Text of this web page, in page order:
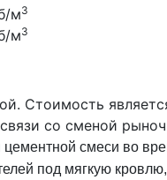
м3
м3
Стоимость
со сменой
цементной смеси во
под мягкую